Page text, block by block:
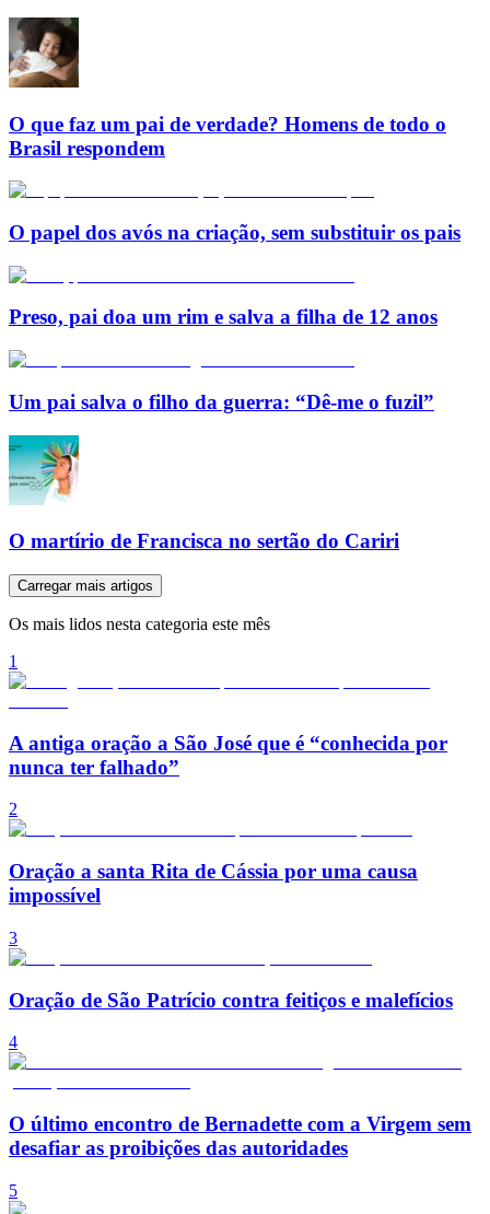
O que faz um pai de verdade? Homens de todo o
Brasil respondem
O papel dos avós na criação, sem substituir os pais
Preso, pai doa um rim e salva a filha de 12 anos
Um pai salva o filho da guerra: “Dê-me o fuzil”
O martírio de Francisca no sertão do Cariri
Carregar mais artigos
Os mais lidos nesta categoria este mês
1
A antiga oração a São José que é “conhecida por
nunca ter falhado”
2
Oração a santa Rita de Cássia por uma causa
impossível
3
Oração de São Patrício contra feitiços e malefícios
4
O último encontro de Bernadette com a Virgem sem
desafiar as proibições das autoridades
5